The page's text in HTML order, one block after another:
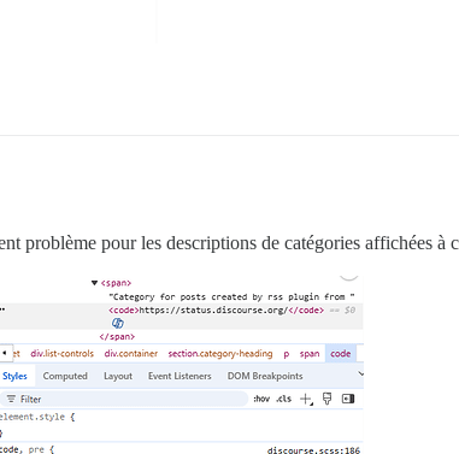
problème pour les descriptions de catégories affichées à